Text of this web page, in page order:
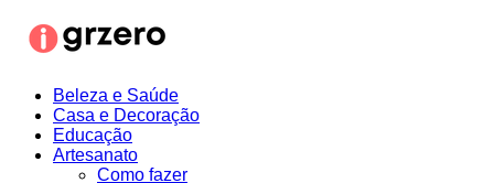
para
Beleza e Saúde
Casa e Decoração
Educação
Artesanato
Como fazer